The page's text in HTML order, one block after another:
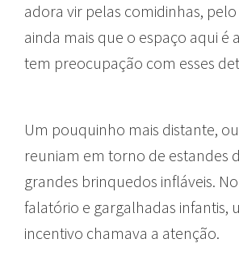
adora vir pelas comidinhas,
ainda mais que o espaço aqui é
tem preocupação com esses
Um pouquinho mais distante,
reuniam em torno de estandes
grandes brinquedos infláveis.
falatório e gargalhadas infantis,
incentivo chamava a atenção.